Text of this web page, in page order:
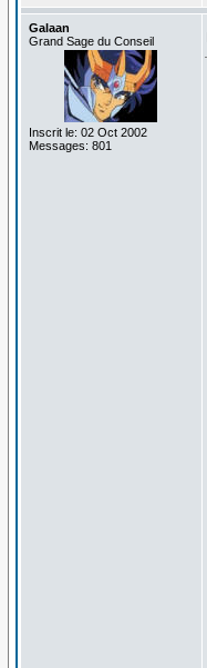
Galaan
Grand Sage du Conseil
Inscrit le: 02 Oct 2002
Messages: 801